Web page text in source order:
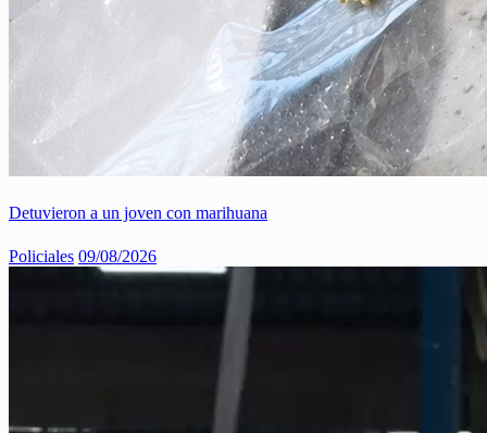
Detuvieron a un joven con marihuana
Policiales 09/08/2026